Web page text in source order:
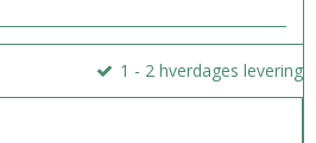
1 - 2 hverdages levering